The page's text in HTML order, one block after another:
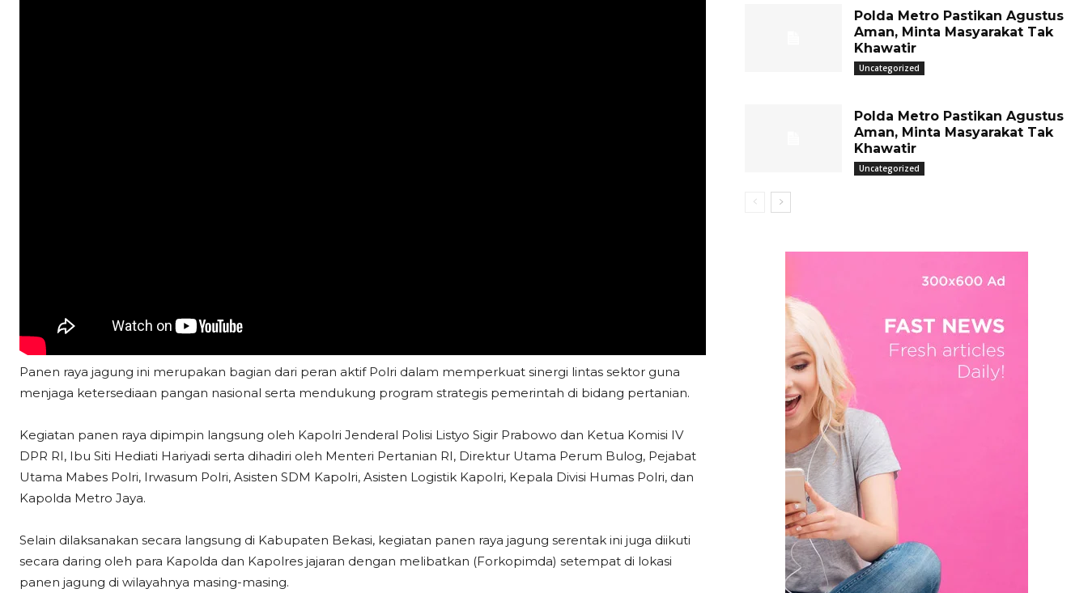
Panen raya jagung ini merupakan bagian dari peran aktif Polri dalam memperkuat sinergi lintas sektor guna
menjaga ketersediaan pangan nasional serta mendukung program strategis pemerintah di bidang pertanian.
Kegiatan panen raya dipimpin langsung oleh Kapolri Jenderal Polisi Listyo Sigir Prabowo dan Ketua Komisi IV
DPR RI, Ibu Siti Hediati Hariyadi serta dihadiri oleh Menteri Pertanian RI, Direktur Utama Perum Bulog, Pejabat
Utama Mabes Polri, Irwasum Polri, Asisten SDM Kapolri, Asisten Logistik Kapolri, Kepala Divisi Humas Polri, dan
Kapolda Metro Jaya.
Selain dilaksanakan secara langsung di Kabupaten Bekasi, kegiatan panen raya jagung serentak ini juga diikuti
secara daring oleh para Kapolda dan Kapolres jajaran dengan melibatkan (Forkopimda) setempat di lokasi
panen jagung di wilayahnya masing-masing.
Polda Metro Pastikan Agustus
Aman, Minta Masyarakat Tak
Khawatir
Uncategorized
Polda Metro Pastikan Agustus
Aman, Minta Masyarakat Tak
Khawatir
Uncategorized